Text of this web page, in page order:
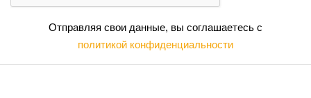
Отправляя свои данные, вы соглашаетесь с
политикой конфиденциальности